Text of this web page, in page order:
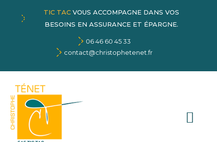
TIC TACVOUS ACCOMPAGNE DANS VOS
BESOINS EN ASSURANCE ET ÉPARGNE.
06 46 60 45 33
contact@christophetenet.fr